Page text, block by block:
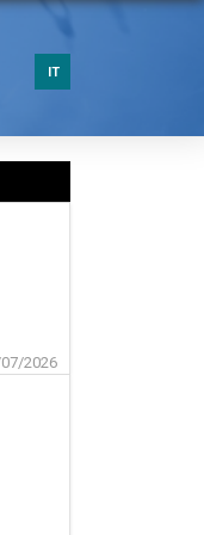
IT
2026